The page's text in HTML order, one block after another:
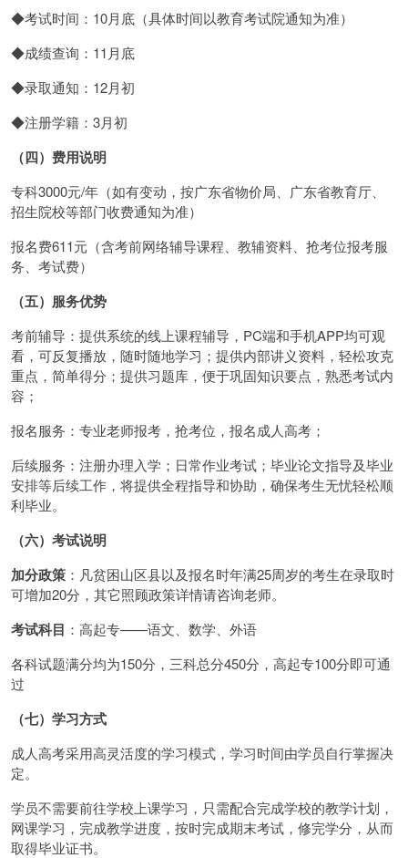
◆考试时间：10月底（具体时间以教育考试院通知为准）
◆成绩查询：11月底
◆录取通知：12月初
◆注册学籍：3月初
（四）费用说明
专科3000元/年（如有变动，按广东省物价局、广东省教育厅、
招生院校等部门收费通知为准）
报名费611元（含考前网络辅导课程、教辅资料、抢考位报考服
务、考试费）
（五）服务优势
考前辅导：提供系统的线上课程辅导，PC端和手机APP均可观
看，可反复播放，随时随地学习；提供内部讲义资料，轻松攻克
重点，简单得分；提供习题库，便于巩固知识要点，熟悉考试内
容；
报名服务：专业老师报考，抢考位，报名成人高考；
后续服务：注册办理入学；日常作业考试；毕业论文指导及毕业
安排等后续工作，将提供全程指导和协助，确保考生无忧轻松顺
利毕业。
（六）考试说明
加分政策 ：凡贫困山区县以及报名时年满25周岁的考生在录取时
可增加20分，其它照顾政策详情请咨询老师。
考试科目 ：高起专——语文、数学、外语
各科试题满分均为150分，三科总分450分，高起专100分即可通
过
（七）学习方式
成人高考采用高灵活度的学习模式，学习时间由学员自行掌握决
定。
学员不需要前往学校上课学习，只需配合完成学校的教学计划，
网课学习，完成教学进度，按时完成期末考试，修完学分，从而
取得毕业证书。